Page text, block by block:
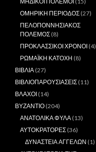
ΟΜΗΡΙΚΗ ΠΕΡΙΟΔΟΣ (27)
ΠΕΛΟΠΟΝΝΗΣΙΑΚΟΣ
ΠΟΛΕΜΟΣ (8)
ΠΡΟΚΛΑΣΣΙΚΟΙ ΧΡΟΝΟΙ (4)
ΡΩΜΑΪΚΗ ΚΑΤΟΧΗ (8)
ΒΙΒΛΙΑ (27)
ΒΙΒΛΙΟΠΑΡΟΥΣΙΑΣΕΙΣ (11)
ΒΛΑΧΟΙ (14)
ΒΥΖΑΝΤΙΟ (204)
ΑΝΑΤΟΛΙΚΑ ΦΥΛΑ (13)
ΑΥΤΟΚΡΑΤΟΡΕΣ (36)
ΔΥΝΑΣΤΕΙΑ ΑΓΓΕΛΩΝ (1)